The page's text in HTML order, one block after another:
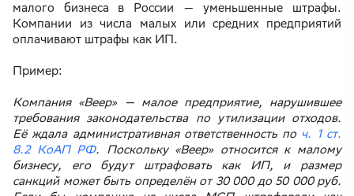
малого бизнеса в России — уменьшенные штрафы.
Компании из числа малых или средних предприятий
оплачивают штрафы как ИП.
Пример:
Компания «Веер» — малое предприятие, нарушившее
требования законодательства по утилизации отходов.
Её ждала административная ответственность по ч. 1 ст.
8.2 КоАП РФ. Поскольку «Веер» относится к малому
бизнесу, его будут штрафовать как ИП, и размер
санкций может быть определён от 30 000 до 50 000 руб.